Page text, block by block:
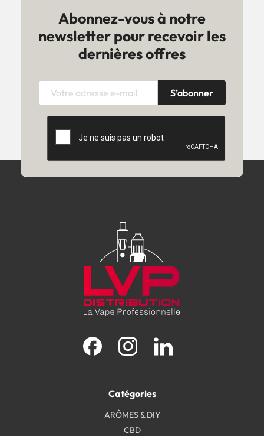
Abonnez-vous à notre
newsletter pour recevoir les
dernières offres
Catégories
ARÔMES & DIY
CBD
Facebook Instagram